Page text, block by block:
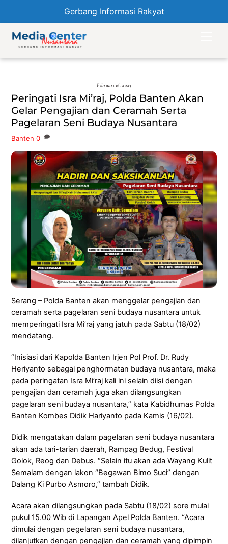
Gerbang Informasi Rakyat
content
Februari 16, 2023
Peringati Isra Mi’raj, Polda Banten Akan
Gelar Pengajian dan Ceramah Serta
Pagelaran Seni Budaya Nusantara
Banten 0
Serang – Polda Banten akan menggelar pengajian dan
ceramah serta pagelaran seni budaya nusantara untuk
memperingati Isra Mi’raj yang jatuh pada Sabtu (18/02)
mendatang.
“Inisiasi dari Kapolda Banten Irjen Pol Prof. Dr. Rudy
Heriyanto sebagai penghormatan budaya nusantara, maka
pada peringatan Isra Mi’raj kali ini selain diisi dengan
pengajian dan ceramah juga akan dilangsungkan
pagelaran seni budaya nusantara,” kata Kabidhumas Polda
Banten Kombes Didik Hariyanto pada Kamis (16/02).
Didik mengatakan dalam pagelaran seni budaya nusantara
akan ada tari-tarian daerah, Rampag Bedug, Festival
Golok, Reog dan Debus. “Selain itu akan ada Wayang Kulit
Semalam dengan lakon “Begawan Bimo Suci” dengan
Dalang Ki Purbo Asmoro,” tambah Didik.
Acara akan dilangsungkan pada Sabtu (18/02) sore mulai
pukul 15.00 Wib di Lapangan Apel Polda Banten. “Acara
dimulai dengan pegelaran seni budaya nusantara,
dilanjutkan dengan pengajian dan ceramah yang dipimpin